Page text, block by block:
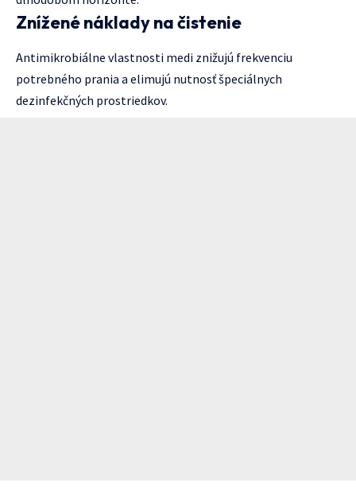
Znížené náklady na čistenie
Antimikrobiálne vlastnosti medi znižujú frekvenciu
potrebného prania a elimujú nutnosť špeciálnych
dezinfekčných prostriedkov.